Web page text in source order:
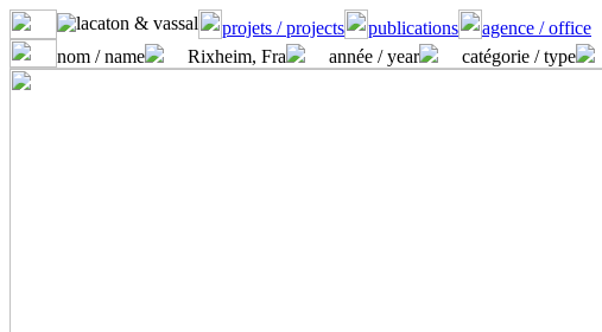
projets / projects publications agence / office
nom / name
Rixheim, Fra année / year catégorie / type